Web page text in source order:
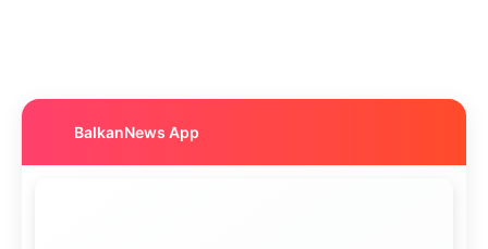
BalkanNews App